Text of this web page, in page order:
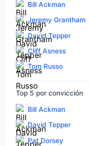
Bill Ackman
Jeremy Grantham
David Tepper
Cliff Asness
Tom Russo
Top 5 por convicción
Bill Ackman
David Tepper
Pat Dorsey